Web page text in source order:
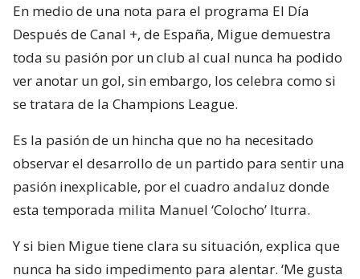
En medio de una nota para el programa El Día
Después de Canal +, de España, Migue demuestra
toda su pasión por un club al cual nunca ha podido
ver anotar un gol, sin embargo, los celebra como si
se tratara de la Champions League.
Es la pasión de un hincha que no ha necesitado
observar el desarrollo de un partido para sentir una
pasión inexplicable, por el cuadro andaluz donde
esta temporada milita Manuel ‘Colocho’ Iturra.
Y si bien Migue tiene clara su situación, explica que
nunca ha sido impedimento para alentar. ‘Me gusta